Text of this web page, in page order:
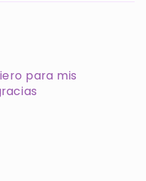
para mis